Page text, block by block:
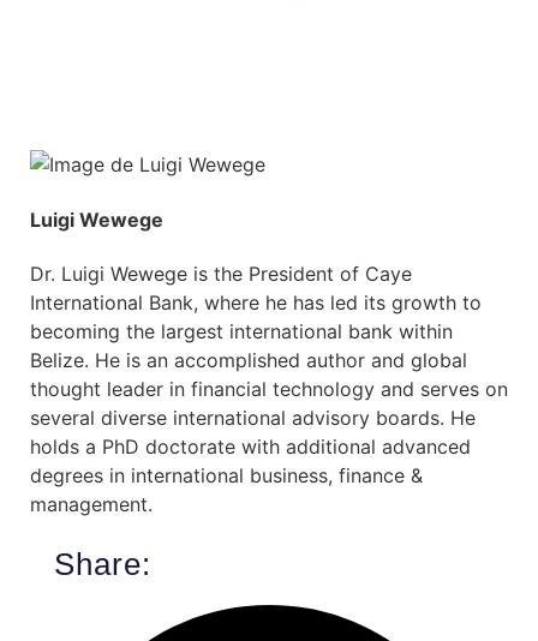
Luigi Wewege
Dr. Luigi Wewege is the President of Caye
International Bank, where he has led its growth to
becoming the largest international bank within
Belize. He is an accomplished author and global
thought leader in financial technology and serves on
several diverse international advisory boards. He
holds a PhD doctorate with additional advanced
degrees in international business, finance &
management.
Share: